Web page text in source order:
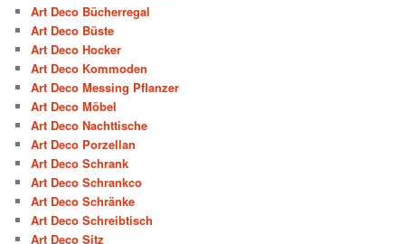
Art Deco Bücherregal
Art Deco Büste
Art Deco Hocker
Art Deco Kommoden
Art Deco Messing Pflanzer
Art Deco Möbel
Art Deco Nachttische
Art Deco Porzellan
Art Deco Schrank
Art Deco Schrankco
Art Deco Schränke
Art Deco Schreibtisch
Art Deco Sitz